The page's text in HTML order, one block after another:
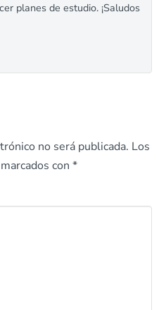
planes de estudio. ¡Saludos
no será publicada. Los
con *